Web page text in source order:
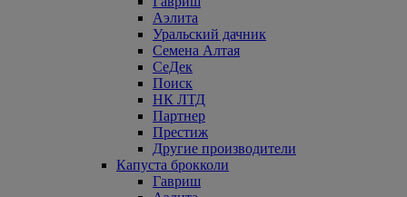
Аэлита
Уральский дачник
Семена Алтая
СеДек
Поиск
НК ЛТД
Партнер
Престиж
Другие производители
Капуста брокколи
Гавриш